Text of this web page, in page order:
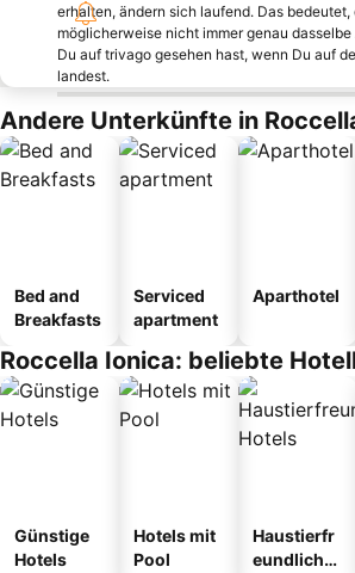
erhalten, ändern sich laufend. Das bedeutet,
möglicherweise nicht immer genau
Du auf trivago gesehen hast, wenn Du auf
landest.
Andere Unterkünfte in
Bed and
Breakfasts
Serviced
apartment
Aparthotel
Roccella Ionica: beliebte
Günstige
Hotels
Hotels mit
Pool
Haustierfr
eundliche